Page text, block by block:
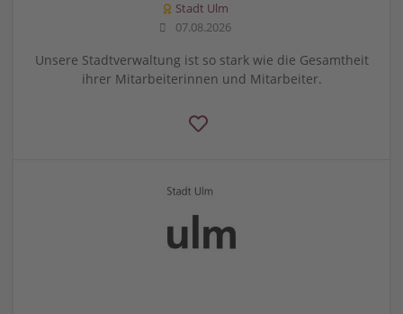
Stadt Ulm
07.08.2026
Unsere Stadtverwaltung ist so stark wie die Gesamtheit
ihrer Mitarbeiterinnen und Mitarbeiter.